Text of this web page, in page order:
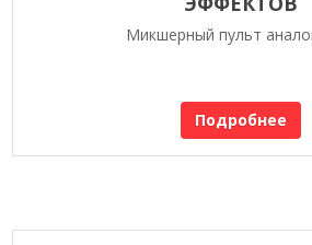
Микшерный пульт
Подробнее